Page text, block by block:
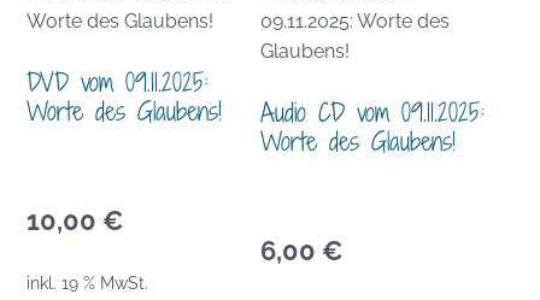
DVD vom 09.11.2025:
Worte des Glaubens!
10,00 €
inkl. 19 % MwSt.
Audio CD vom 09.11.2025:
Worte des Glaubens!
6,00 €